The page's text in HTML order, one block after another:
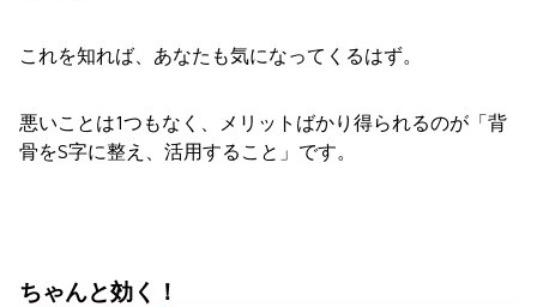
これを知れば、あなたも気になってくるはず。
悪いことは1つもなく、メリットばかり得られるのが「背
骨をS字に整え、活用すること」です。
ちゃんと効く！